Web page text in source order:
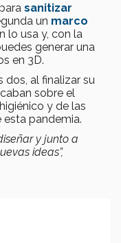
sanitizar
un marco
lo usa y, con la
generar una
en 3D.
dos, al finalizar su
sobre el
y de las
pandemia.
y junto a
ideas”,